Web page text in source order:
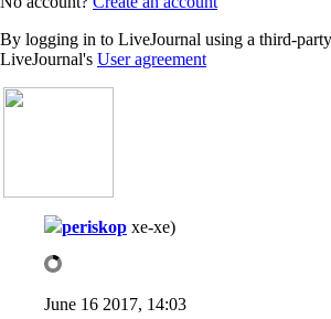
By logging in to LiveJournal using a third-
LiveJournal's User agreement
periskop хе-хе)
June 16 2017, 14:03